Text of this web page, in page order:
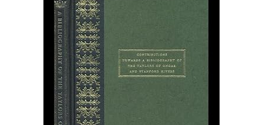
Verkäufer werden
SCHLIESSEN